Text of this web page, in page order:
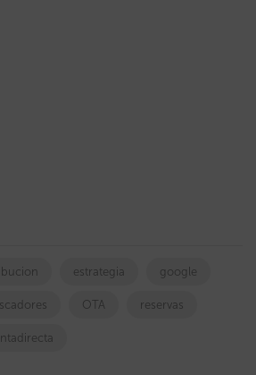
estrategia google
OTA reservas